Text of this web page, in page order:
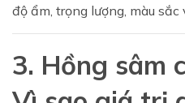
độ ẩm, trọng lượng, màu sắc
3. Hồng sâm